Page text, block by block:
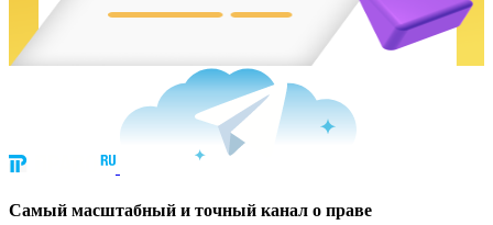
Cамый масштабный и точный канал о праве